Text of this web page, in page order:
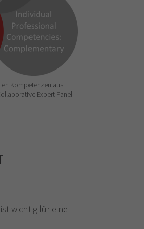
Kompetenzen aus
Expert Panel
wichtig für eine